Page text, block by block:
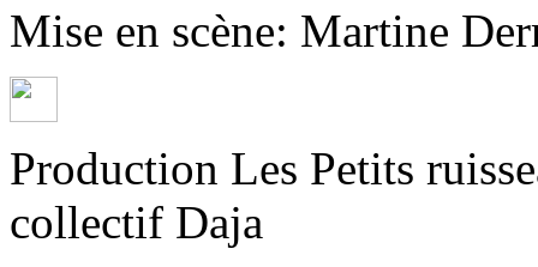
Mise en scène: Martine
Production Les Petits
collectif Daja